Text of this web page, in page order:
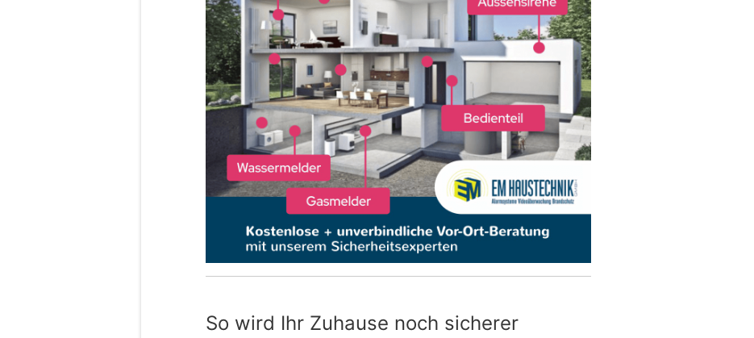
So wird Ihr Zuhause noch sicherer